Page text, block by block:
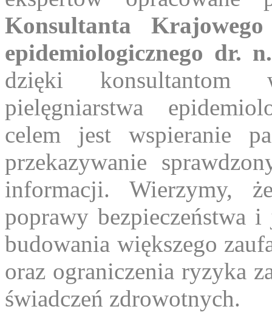
Konsultanta
epidemiologicznego dr.
dzięki konsultantom
pielęgniarstwa
celem jest wspieranie
przekazywanie
informacji. Wierzymy,
poprawy bezpieczeństwa
budowania większego
oraz ograniczenia ryzyka
świadczeń zdrowotnych.